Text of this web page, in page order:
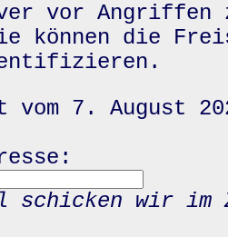
vor
können die
7. August
schicken wir